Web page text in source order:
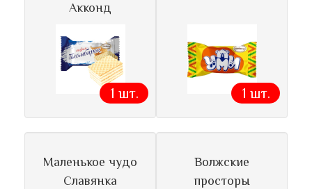
Акконд
1 шт. 1 шт.
Маленькое чудо
Славянка
Волжские
просторы